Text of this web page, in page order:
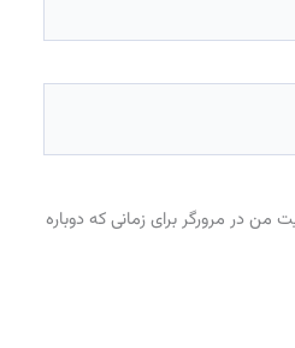
من در مرورگر برای زمانی که دوباره